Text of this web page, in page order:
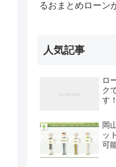
るおまとめローン
人気記事
ロ
ク
す！
岡
ッ
可